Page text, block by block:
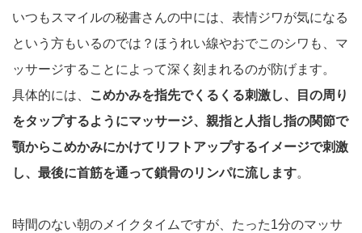
いつもスマイルの秘書さんの中には、表情ジワが気になる
という方もいるのでは？ほうれい線やおでこのシワも、マ
ッサージすることによって深く刻まれるのが防げます。
具体的には、
こめかみを指先でくるくる刺激し、目の周り
をタップするようにマッサージ、親指と人指し指の関節で
顎からこめかみにかけてリフトアップするイメージで刺激
し、最後に首筋を通って鎖骨のリンパに流します。
時間のない朝のメイクタイムですが、たった1分のマッサ